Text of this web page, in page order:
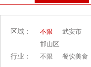
区域： 不限 武安市
邯山区
行业：
不限 餐饮美食